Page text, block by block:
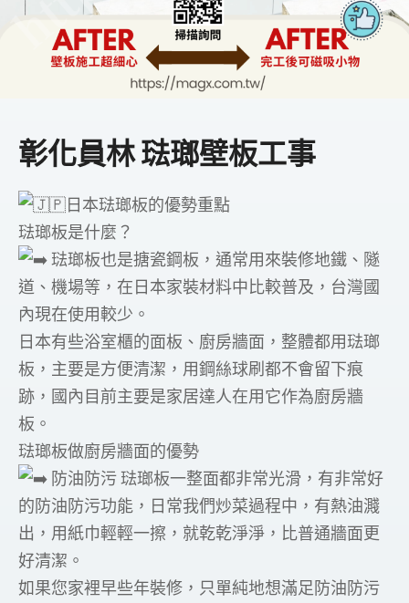
彰化員林 琺瑯壁板工事
日本琺瑯板的優勢重點
琺瑯板是什麼？
琺瑯板也是搪瓷鋼板，通常用來裝修地鐵、隧
道、機場等，在日本家裝材料中比較普及，台灣國
內現在使用較少。
日本有些浴室櫃的面板、廚房牆面，整體都用琺瑯
板，主要是方便清潔，用鋼絲球刷都不會留下痕
跡，國內目前主要是家居達人在用它作為廚房牆
板。
琺瑯板做廚房牆面的優勢
防油防污 琺瑯板一整面都非常光滑，有非常好
的防油防污功能，日常我們炒菜過程中，有熱油濺
出，用紙巾輕輕一擦，就乾乾淨淨，比普通牆面更
好清潔。
如果您家裡早些年裝修，只單純地想滿足防油防污